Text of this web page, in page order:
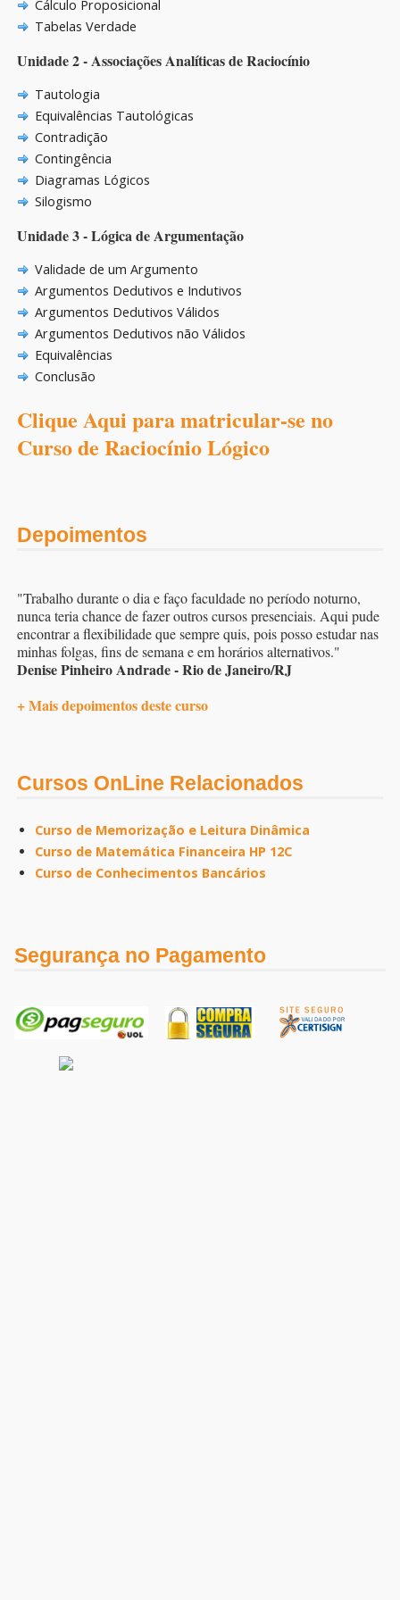
Cálculo Proposicional
Tabelas Verdade
Unidade 2 - Associações Analíticas de Raciocínio
Tautologia
Equivalências Tautológicas
Contradição
Contingência
Diagramas Lógicos
Silogismo
Unidade 3 - Lógica de Argumentação
Validade de um Argumento
Argumentos Dedutivos e Indutivos
Argumentos Dedutivos Válidos
Argumentos Dedutivos não Válidos
Equivalências
Conclusão
Clique Aqui para matricular-se no
Curso de Raciocínio Lógico
Depoimentos
"Trabalho durante o dia e faço faculdade no período noturno,
nunca teria chance de fazer outros cursos presenciais. Aqui pude
encontrar a flexibilidade que sempre quis, pois posso estudar nas
minhas folgas, fins de semana e em horários alternativos."
Denise Pinheiro Andrade - Rio de Janeiro/RJ
+ Mais depoimentos deste curso
Cursos OnLine Relacionados
Curso de Memorização e Leitura Dinâmica
Curso de Matemática Financeira HP 12C
Curso de Conhecimentos Bancários
Segurança no Pagamento